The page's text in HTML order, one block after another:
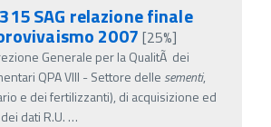
SAG relazione finale
2007 [25%]
Generale per la QualitÃ dei
QPA VIII - Settore delle sementi,
e dei fertilizzanti), di acquisizione ed
dati R.U. …